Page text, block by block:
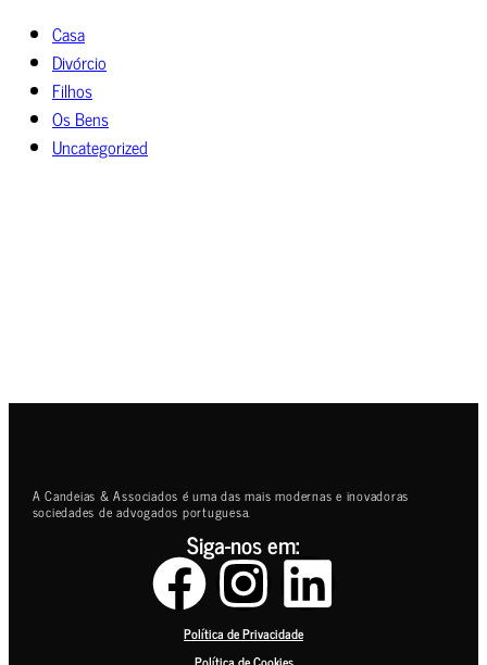
Casa
Divórcio
Filhos
Os Bens
Uncategorized
A Candeias & Associados é uma das mais modernas e inovadoras
sociedades de advogados portuguesa.
Siga-nos em:
Política de Privacidade